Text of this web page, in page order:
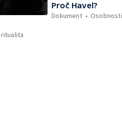
Proč Havel?
Dokument
Osobnosti